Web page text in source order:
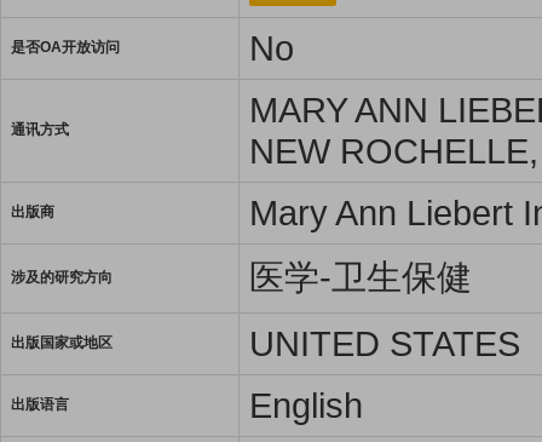
是否OA开放访问 No
通讯方式
MARY ANN
NEW
出版商 Mary Ann Liebert
涉及的研究方向 医学-卫生保健
出版国家或地区 UNITED STATES
出版语言 English